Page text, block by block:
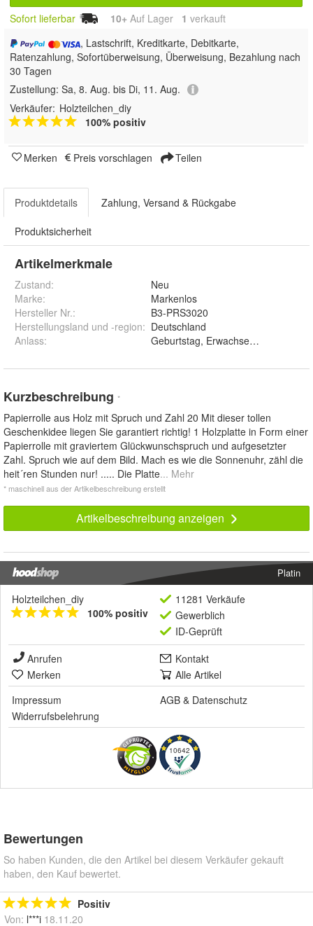
Sofort lieferbar 10+ Auf Lager 1 verkauft
, Lastschrift, Kreditkarte, Debitkarte,
Ratenzahlung, Sofortüberweisung, Überweisung, Bezahlung nach
30 Tagen
Zustellung: Sa, 8. Aug. bis Di, 11. Aug.
Verkäufer: Holzteilchen_diy
100% positiv
Merken Preis vorschlagen Teilen
Produktdetails Zahlung, Versand & Rückgabe
Produktsicherheit
Artikelmerkmale
Zustand:
Neu
Marke:
Markenlos
Hersteller Nr.:
B3-PRS3020
Herstellungsland und -region: Deutschland
Anlass: Geburtstag, Erwachsener
Kurzbeschreibung *
Papierrolle aus Holz mit Spruch und Zahl 20 Mit dieser tollen
Geschenkidee liegen Sie garantiert richtig! 1 Holzplatte in Form einer
Papierrolle mit graviertem Glückwunschspruch und aufgesetzter
Zahl. Spruch wie auf dem Bild. Mach es wie die Sonnenuhr, zähl die
heit´ren Stunden nur! ..... Die Platte... Mehr
* maschinell aus der Artikelbeschreibung erstellt
Artikelbeschreibung anzeigen
Platin
Holzteilchen_diy
100% positiv
11281 Verkäufe
Gewerblich
ID-Geprüft
Anrufen
Kontakt
Merken
Alle Artikel
Impressum
AGB & Datenschutz
Widerrufsbelehrung
10642
Bewertungen
So haben Kunden, die den Artikel bei diesem Verkäufer gekauft
haben, den Kauf bewertet.
Positiv
Von: l***i 18.11.20